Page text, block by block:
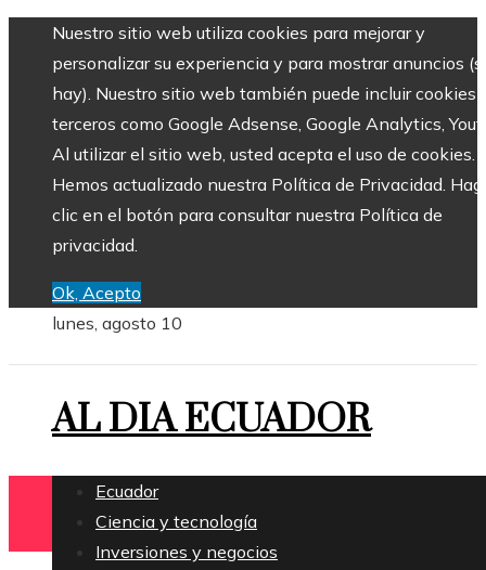
Nuestro sitio web utiliza cookies para mejorar y
personalizar su experiencia y para mostrar anuncios
hay). Nuestro sitio web también puede incluir cookies
terceros como Google Adsense, Google Analytics,
Al utilizar el sitio web, usted acepta el uso de cookies.
Hemos actualizado nuestra Política de Privacidad.
clic en el botón para consultar nuestra Política de
privacidad.
Ok, Acepto
lunes, agosto 10
AL DIA ECUADOR
Ecuador
Ciencia y tecnología
Inversiones y negocios